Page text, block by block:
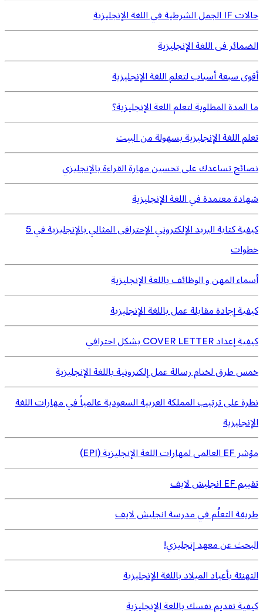
حالات IF الجمل الشرطية في اللغة الإنجليزية
الضمائر فى اللغة الإنجليزية
أقوى سبعة أسباب لتعلم اللغة الإنجليزية
ما المدة المطلوبة لتعلم اللغة الإنجليزية؟
تعلم اللغة الإنجليزية بسهولة من البيت
نصائح تساعدك على تحسين مهارة القراءة بالإنجليزي
شهادة معتمدة في اللغة الإنجليزية
كيفية كتابة البريد الإلكتروني الإحترافى المثالي بالإنجليزية في 5
خطوات
أسماء المهن و الوظائف باللغة الإنجليزية
كيفية إجادة مقابلة عمل باللغة الإنجليزية
كيفية إعداد COVER LETTER بشكل احترافي
خمس طرق لختام رسالة عمل إلكترونية باللغة الإنجليزية
نظرة على ترتيب المملكة العربية السعودية عالمياً في مهارات اللغة
الإنجليزية
مؤشر EF العالمى لمهارات اللغة الإنجليزية (EPI)
تقييم EF انجليش لايف
طريقة التعلُم في مدرسة انجليش لايف
البحث عن معهد إنجليزي!
التهنئة بأعياد الميلاد باللغة الإنجليزية
كيفية تقديم نفسك باللغة الإنجليزية